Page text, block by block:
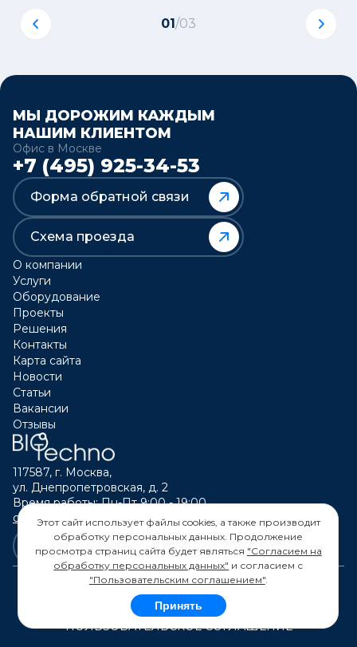
01/03
Этот сайт использует файлы cookies, а также производит
обработку персональных данных. Продолжение
просмотра страниц сайта будет являться "Согласием на
обработку персональных данных" и согласием с
"Пользовательским соглашением".
Принять
МЫ ДОРОЖИМ КАЖДЫМ
НАШИМ КЛИЕНТОМ
Офис в Москве
+7 (495) 925-34-53
Форма обратной связи
Схема проезда
О компании
Услуги
Оборудование
Проекты
Решения
Контакты
Карта сайта
Новости
Статьи
Вакансии
Отзывы
117587, г. Москва,
ул. Днепропетровская, д. 2
Время работы: Пн-Пт 9:00 - 19:00
calltouch@biotechno.ru
© 2026 "БИОТЕХНО" ОГРН 1117746199152
ПОЛЬЗОВАТЕЛЬСКОЕ СОГЛАШЕНИЕ